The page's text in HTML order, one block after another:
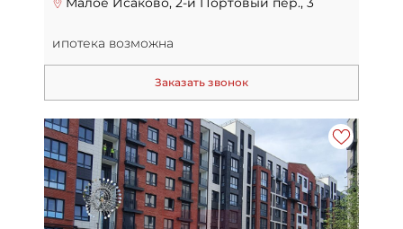
ипотека возможна
Заказать звонок